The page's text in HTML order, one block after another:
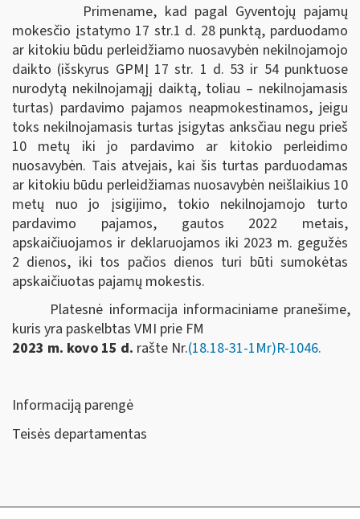
Primename, kad pagal Gyventojų pajamų
mokesčio įstatymo 17 str.1 d. 28 punktą, parduodamo
ar kitokiu būdu perleidžiamo nuosavybėn nekilnojamojo
daikto (išskyrus GPMĮ 17 str. 1 d. 53 ir 54 punktuose
nurodytą nekilnojamąjį daiktą, toliau ‒ nekilnojamasis
turtas) pardavimo pajamos neapmokestinamos, jeigu
toks nekilnojamasis turtas įsigytas anksčiau negu prieš
10 metų iki jo pardavimo ar kitokio perleidimo
nuosavybėn. Tais atvejais, kai šis turtas parduodamas
ar kitokiu būdu perleidžiamas nuosavybėn neišlaikius 10
metų nuo jo įsigijimo, tokio nekilnojamojo turto
pardavimo pajamos, gautos 2022 metais,
apskaičiuojamos ir deklaruojamos iki 2023 m. gegužės
2 dienos, iki tos pačios dienos turi būti sumokėtas
apskaičiuotas pajamų mokestis.
Platesnė informacija informaciniame pranešime,
kuris yra paskelbtas VMI prie FM
2023 m. kovo 15 d. rašte Nr.(18.18-31-1Mr)R-1046.
Informaciją parengė
Teisės departamentas